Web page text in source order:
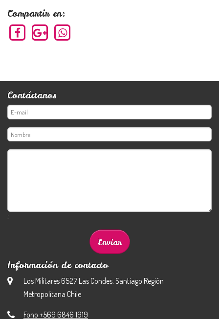
Compartir en:
Contáctanos
;
Información de contacto
Los Militares 6527 Las Condes, Santiago Región
Metropolitana Chile
Fono +569 6846 1919